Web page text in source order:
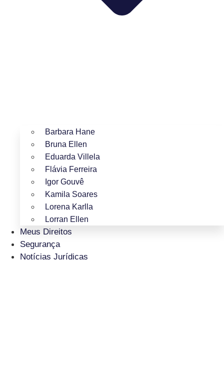
Barbara Hane
Bruna Ellen
Eduarda Villela
Flávia Ferreira
Igor Gouvê
Kamila Soares
Lorena Karlla
Lorran Ellen
Meus Direitos
Segurança
Notícias Jurídicas